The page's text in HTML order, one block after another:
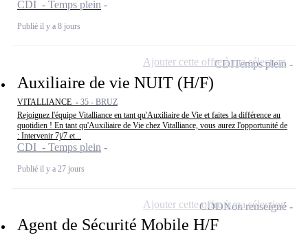
CDI - Temps plein
Publié il y a 8 jours
Auxiliaire de vie NUIT (H/F)
VITALLIANCE - 35 - BRUZ
Rejoignez l'équipe Vitalliance en tant qu'Auxiliaire de Vie et faites la différence au
quotidien ! En tant qu'Auxiliaire de Vie chez Vitalliance, vous aurez l'opportunité de
: Intervenir 7j/7 et...
CDI - Temps plein
Publié il y a 27 jours
CDITemps plein
Ajouter cette offre à ma sélection
Agent de Sécurité Mobile H/F
CDDNon renseigné
Ajouter cette offre à ma sélection